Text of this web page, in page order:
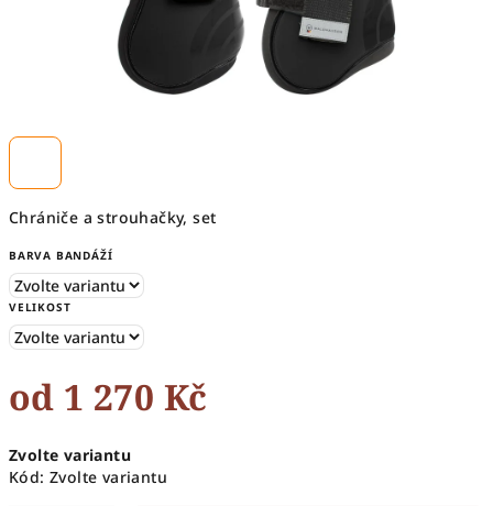
Chrániče a strouhačky, set
BARVA BANDÁŽÍ
VELIKOST
od 1 270 Kč
cena:
Zvolte variantu
Kód: Zvolte variantu